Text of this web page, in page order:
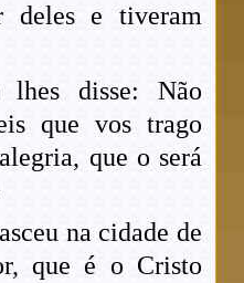
deles e tiveram
disse: Não
que vos trago
que o será
na cidade de
que é o Cristo